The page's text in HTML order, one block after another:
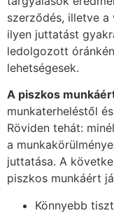
szerződés, illetve
ilyen juttatást
ledolgozott
lehetségesek.
A piszkos
munkaterheléstől
Röviden tehát:
a
juttatása. A
piszkos munkáért
Könnyebb